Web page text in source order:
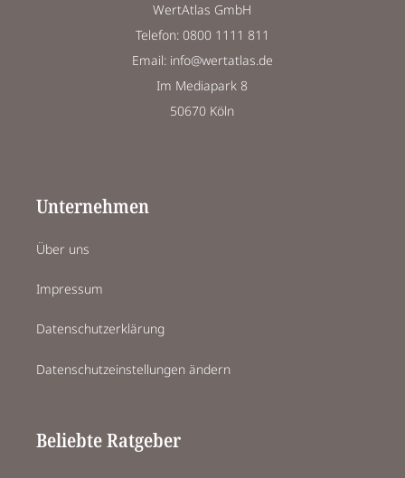
WertAtlas GmbH
Telefon: 0800 1111 811
Email: info@wertatlas.de
Im Mediapark 8
50670 Köln
Unternehmen
Über uns
Impressum
Datenschutzerklärung
Datenschutzeinstellungen ändern
Beliebte Ratgeber